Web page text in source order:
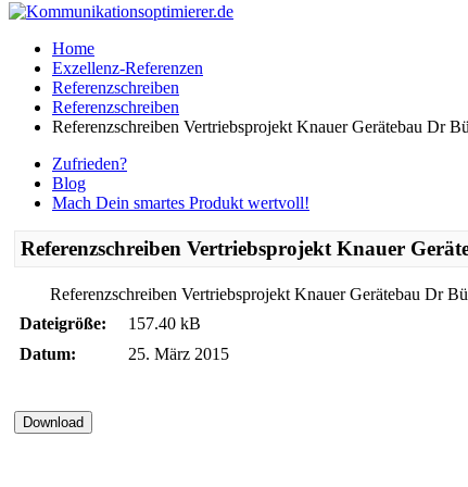
Home
Exzellenz-Referenzen
Referenzschreiben
Referenzschreiben
Referenzschreiben Vertriebsprojekt Knauer Gerätebau Dr
Zufrieden?
Blog
Mach Dein smartes Produkt wertvoll!
Referenzschreiben Vertriebsprojekt Knauer
Referenzschreiben Vertriebsprojekt Knauer Gerätebau Dr
Dateigröße:
157.40 kB
Datum:
25. März 2015